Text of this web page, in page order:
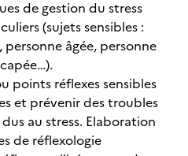
de gestion du stress
(sujets sensibles :
âgée, personne
points réflexes sensibles
et prévenir des troubles
au stress. Elaboration
de réflexologie